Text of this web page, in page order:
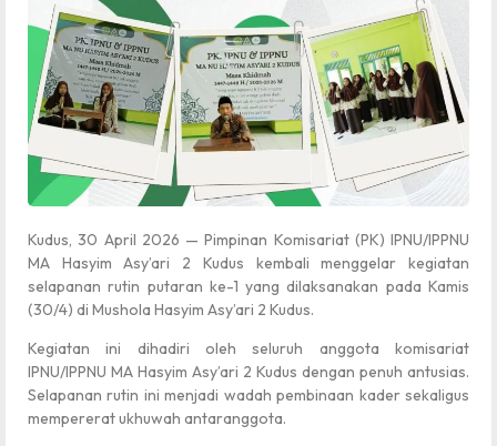
Kudus, 30 April 2026 — Pimpinan Komisariat (PK) IPNU/IPPNU
MA Hasyim Asy’ari 2 Kudus kembali menggelar kegiatan
selapanan rutin putaran ke-1 yang dilaksanakan pada Kamis
(30/4) di Mushola Hasyim Asy’ari 2 Kudus.
Kegiatan ini dihadiri oleh seluruh anggota komisariat
IPNU/IPPNU MA Hasyim Asy’ari 2 Kudus dengan penuh antusias.
Selapanan rutin ini menjadi wadah pembinaan kader sekaligus
mempererat ukhuwah antaranggota.